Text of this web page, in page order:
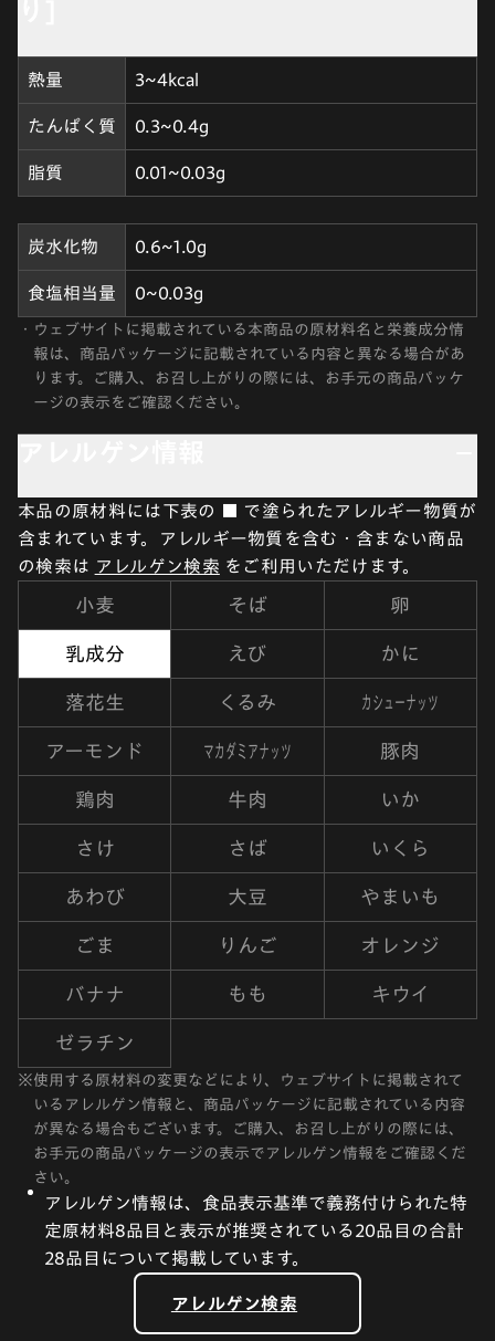
熱量 3~4kcal
たんぱく質 0.3~0.4g
脂質 0.01~0.03g
炭水化物 0.6~1.0g
食塩相当量 0~0.03g
・ ウェブサイトに掲載されている本商品の原材料名と栄養成分情
報は、商品パッケージに記載されている内容と異なる場合があ
ります。ご購入、お召し上がりの際には、お手元の商品パッケ
ージの表示をご確認ください。
本品の原材料には下表の ■ で塗られたアレルギー物質が
含まれています。アレルギー物質を含む・含まない商品
の検索は アレルゲン検索 をご利用いただけます。
小麦 そば 卵
乳成分 えび かに
落花生 くるみ カシューナッツ
アーモンド マカダミアナッツ 豚肉
鶏肉 牛肉 いか
さけ さば いくら
あわび 大豆 やまいも
ごま りんご オレンジ
バナナ もも キウイ
ゼラチン
※使用する原材料の変更などにより、ウェブサイトに掲載されて
いるアレルゲン情報と、商品パッケージに記載されている内容
が異なる場合もございます。ご購入、お召し上がりの際には、
お手元の商品パッケージの表示でアレルゲン情報をご確認くだ
さい。
アレルゲン情報は、食品表示基準で義務付けられた特
定原材料8品目と表示が推奨されている20品目の合計
28品目について掲載しています。
アレルゲン検索